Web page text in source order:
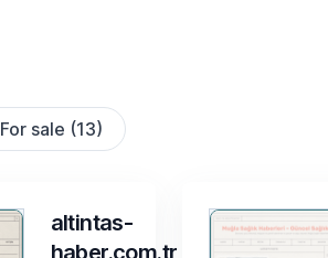
For sale (13)
altintas-
haber.com.tr